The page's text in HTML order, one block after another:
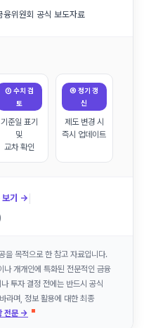
융위원회 공식 보도자료
③ 수치 검
토
기준일 표기
및
교차 확인
④ 정기 갱
신
제도 변경 시
즉시 업데이트
보기 → |
을 목적으로 한 참고 자료입니다.
나 개개인에 특화된 전문적인 금융
투자 결정 전에는 반드시 공식
라며, 정보 활용에 대한 최종
전문 →